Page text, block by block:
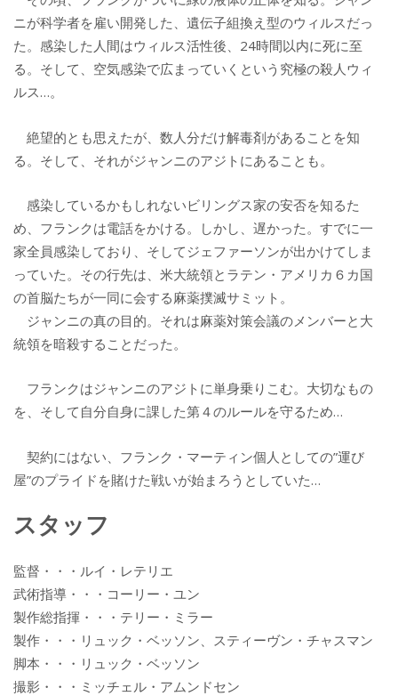
ニが科学者を雇い開発した、遺伝子組換え型のウィルスだっ
た。感染した人間はウィルス活性後、24時間以内に死に至
る。そして、空気感染で広まっていくという究極の殺人ウィ
ルス…。
絶望的とも思えたが、数人分だけ解毒剤があることを知
る。そして、それがジャンニのアジトにあることも。
感染しているかもしれないビリングス家の安否を知るた
め、フランクは電話をかける。しかし、遅かった。すでに一
家全員感染しており、そしてジェファーソンが出かけてしま
っていた。その行先は、米大統領とラテン・アメリカ６カ国
の首脳たちが一同に会する麻薬撲滅サミット。
ジャンニの真の目的。それは麻薬対策会議のメンバーと大
統領を暗殺することだった。
フランクはジャンニのアジトに単身乗りこむ。大切なもの
を、そして自分自身に課した第４のルールを守るため…
契約にはない、フランク・マーティン個人としての”運び
屋”のプライドを賭けた戦いが始まろうとしていた…
スタッフ
監督・・・ルイ・レテリエ
武術指導・・・コーリー・ユン
製作総指揮・・・テリー・ミラー
製作・・・リュック・ベッソン、スティーヴン・チャスマン
脚本・・・リュック・ベッソン
撮影・・・ミッチェル・アムンドセン